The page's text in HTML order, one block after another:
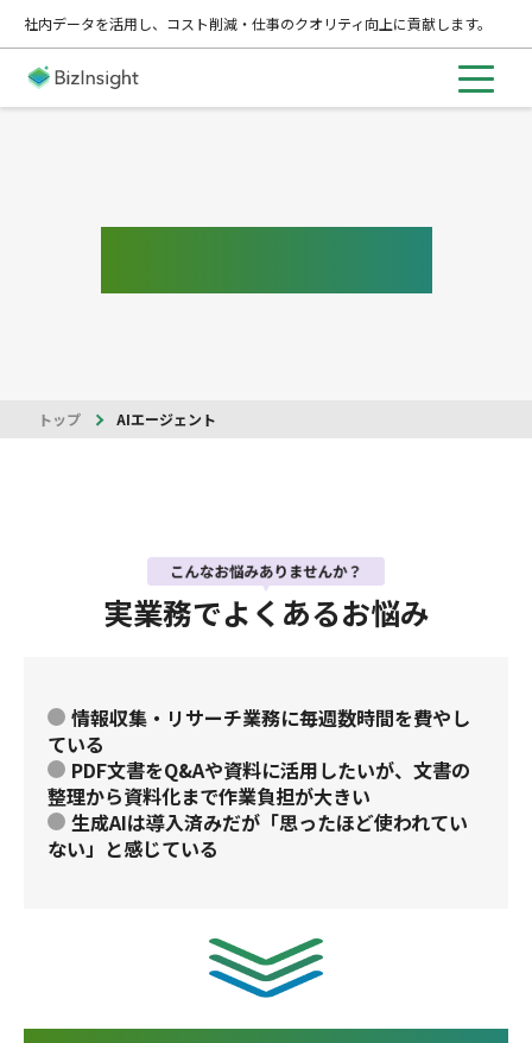
社内データを活用し、コスト削減・仕事のクオリティ向上に貢献します。
トップ AIエージェント
実業務でよくあるお悩み
情報収集・リサーチ業務に毎週数時間を費やし
ている
PDF文書をQ&Aや資料に活用したいが、文書の
整理から資料化まで作業負担が大きい
生成AIは導入済みだが「思ったほど使われてい
ない」と感じている